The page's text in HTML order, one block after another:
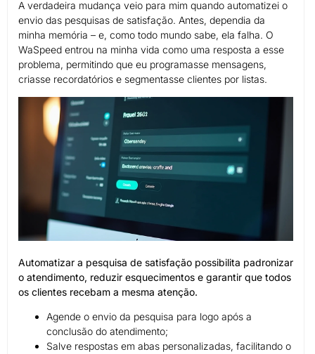
A verdadeira mudança veio para mim quando automatizei o
envio das pesquisas de satisfação. Antes, dependia da
minha memória – e, como todo mundo sabe, ela falha. O
WaSpeed entrou na minha vida como uma resposta a esse
problema, permitindo que eu programasse mensagens,
criasse recordatórios e segmentasse clientes por listas.
Automatizar a pesquisa de satisfação possibilita padronizar
o atendimento, reduzir esquecimentos e garantir que todos
os clientes recebam a mesma atenção.
Agende o envio da pesquisa para logo após a
conclusão do atendimento;
Salve respostas em abas personalizadas, facilitando o